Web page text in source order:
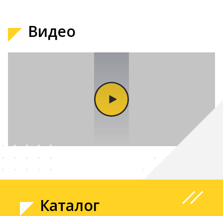
Видео
Каталог